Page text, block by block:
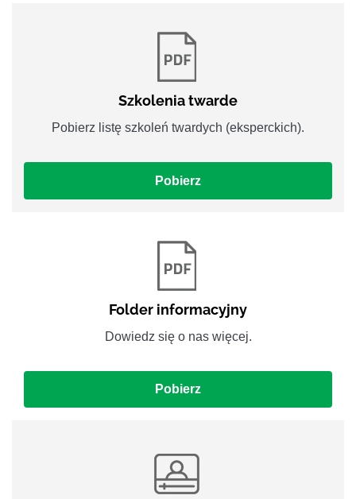
Szkolenia twarde
Pobierz listę szkoleń twardych (eksperckich).
Pobierz
Folder informacyjny
Dowiedz się o nas więcej.
Pobierz